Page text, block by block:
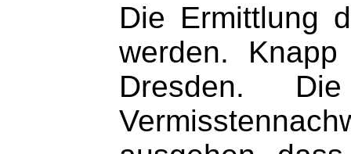
Die Ermittlung
werden.
Dresden.